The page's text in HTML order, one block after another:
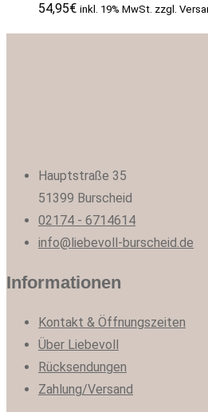
54,95€ inkl. 19% MwSt. zzgl.
Hauptstraße 35
51399 Burscheid
02174 - 6714614
info@liebevoll-burscheid.de
Informationen
Kontakt & Öffnungszeiten
Über Liebevoll
Rücksendungen
Zahlung/Versand